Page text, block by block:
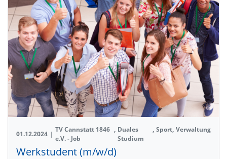
01.12.2024 |
TV Cannstatt 1846
e.V. - Job
, Duales
Studium
, Sport, Verwaltung
Werkstudent (m/w/d)